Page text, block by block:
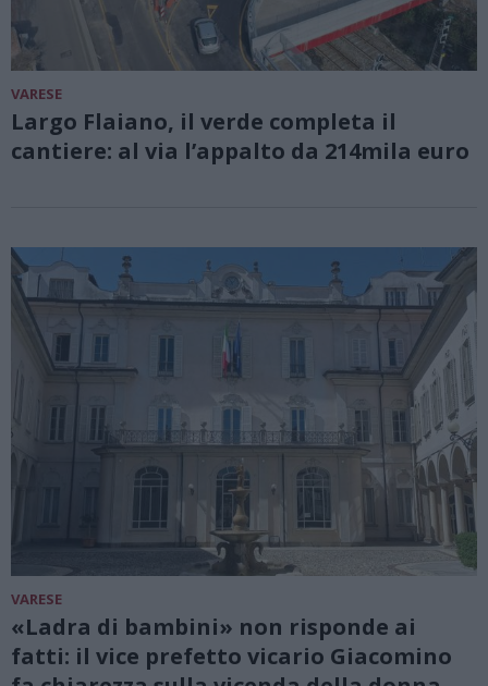
VARESE
Largo Flaiano, il verde completa il
cantiere: al via l’appalto da 214mila euro
VARESE
«Ladra di bambini» non risponde ai
fatti: il vice prefetto vicario Giacomino